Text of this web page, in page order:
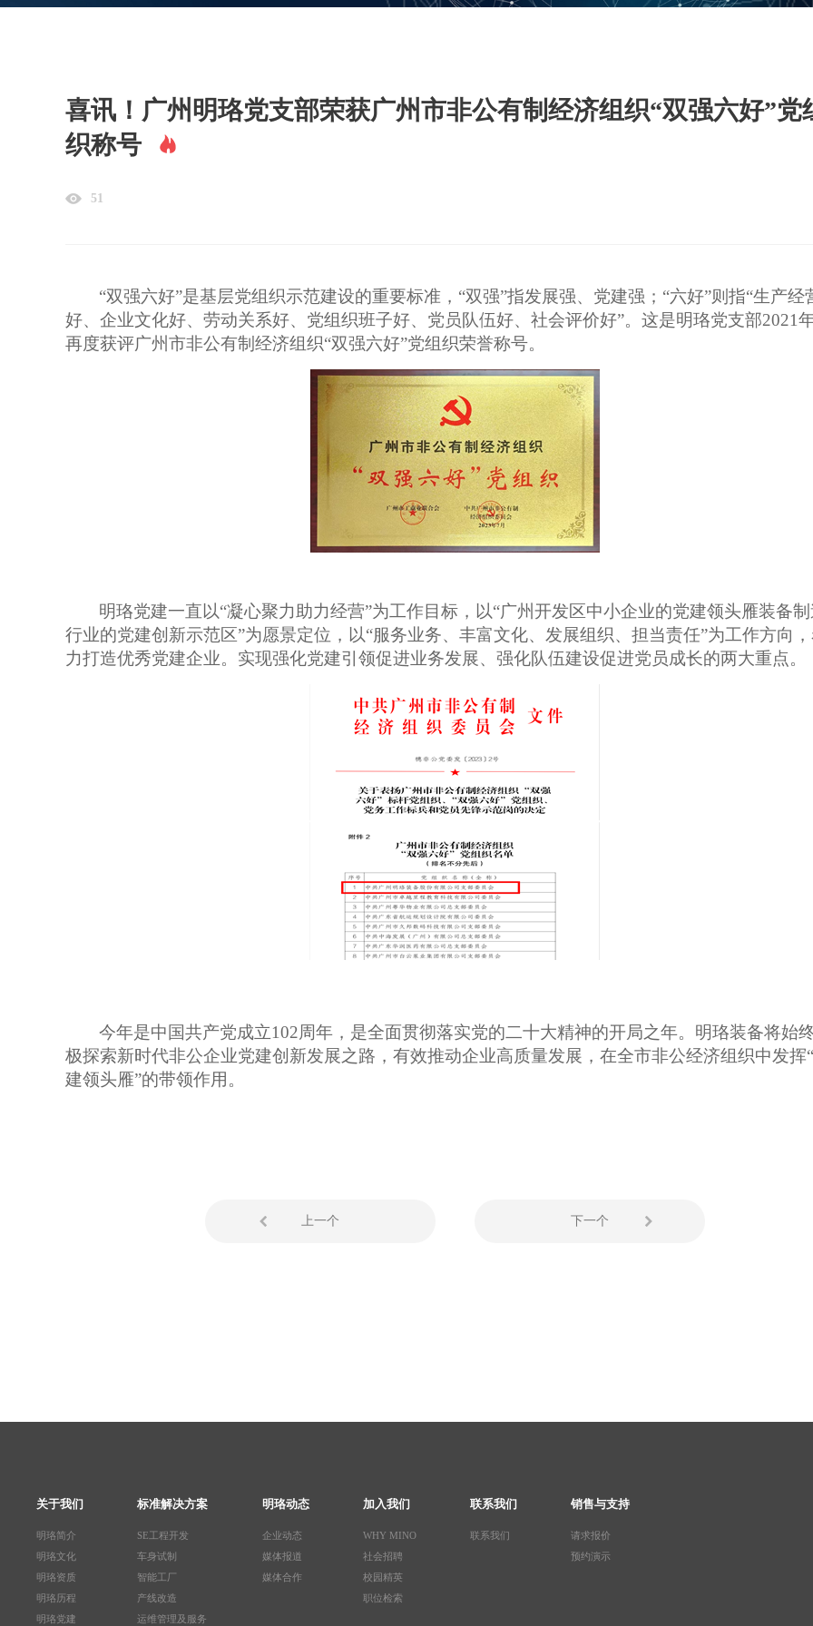
喜讯！广州明珞党支部荣获广州市非公有制经济组织“双强六好”党
织称号
51
“双强六好”是基层党组织示范建设的重要标准，“双强”指发展强、党建强；“六好”则指“生产经
好、企业文化好、劳动关系好、党组织班子好、党员队伍好、社会评价好”。这是明珞党支部2021
再度获评广州市非公有制经济组织“双强六好”党组织荣誉称号。
明珞党建一直以“凝心聚力助力经营”为工作目标，以“广州开发区中小企业的党建领头雁装备制
行业的党建创新示范区”为愿景定位，以“服务业务、丰富文化、发展组织、担当责任”为工作方向
力打造优秀党建企业。实现强化党建引领促进业务发展、强化队伍建设促进党员成长的两大重点。
今年是中国共产党成立102周年，是全面贯彻落实党的二十大精神的开局之年。明珞装备将始
极探索新时代非公企业党建创新发展之路，有效推动企业高质量发展，在全市非公经济组织中发挥
建领头雁”的带领作用。
上一个 下一个
关于我们
明珞简介
明珞文化
明珞资质
明珞历程
明珞党建
标准解决方案
SE工程开发
车身试制
智能工厂
产线改造
运维管理及服务
明珞动态
企业动态
媒体报道
媒体合作
加入我们
WHY MINO
社会招聘
校园精英
职位检索
联系我们
联系我们
销售与支持
请求报价
预约演示